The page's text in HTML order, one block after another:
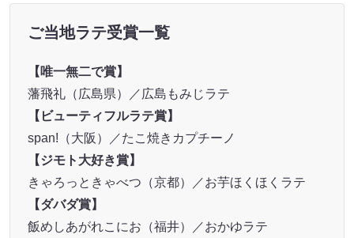
ご当地ラテ受賞一覧
【唯一無二で賞】
藩飛礼（広島県）／広島もみじラテ
【ビューティフルラテ賞】
span!（大阪）／たこ焼きカプチーノ
【ジモト大好き賞】
きゃろっときゃべつ（京都）／お芋ほくほくラテ
【ダバダ賞】
飯めしあがれこにお（福井）／おかゆラテ